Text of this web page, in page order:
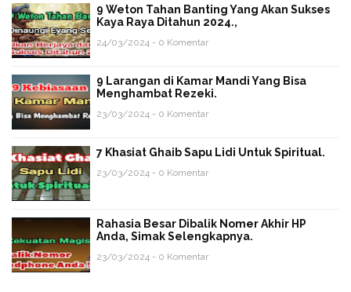
9 Weton Tahan Banting Yang Akan Sukses
Kaya Raya Ditahun 2024.,
24/03/2024 - 0 Komentar
9 Larangan di Kamar Mandi Yang Bisa
Menghambat Rezeki.
23/03/2024 - 0 Komentar
7 Khasiat Ghaib Sapu Lidi Untuk Spiritual.
23/03/2024 - 0 Komentar
Rahasia Besar Dibalik Nomer Akhir HP
Anda, Simak Selengkapnya.
23/03/2024 - 0 Komentar